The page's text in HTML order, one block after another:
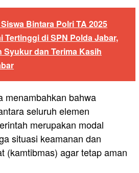
Bintara Polri TA 2025
Tertinggi di SPN Polda Jabar,
Syukur dan Terima Kasih
menambahkan bahwa
seluruh elemen
merupakan modal
situasi keamanan dan
(kamtibmas) agar tetap aman